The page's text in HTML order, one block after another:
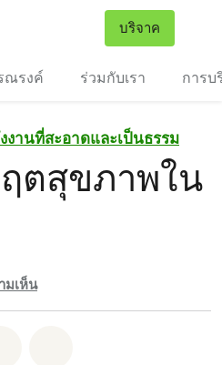
บริจาค
ณรงค์ ร่วมกับเรา การบ
งานที่สะอาดและเป็นธรรม
ตสุขภาพใน
มเห็น